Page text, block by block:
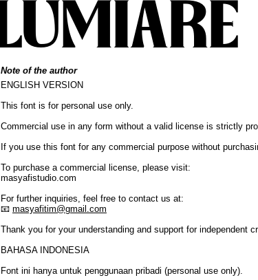
Note of the author
ENGLISH VERSION
This font is for personal use only.
Commercial use in any form without a valid license is strictly
If you use this font for any commercial purpose without
To purchase a commercial license, please visit:
masyafistudio.com
For further inquiries, feel free to contact us at:
📧 masyafitim@gmail.com
Thank you for your understanding and support for independent
BAHASA INDONESIA
Font ini hanya untuk penggunaan pribadi (personal use only).